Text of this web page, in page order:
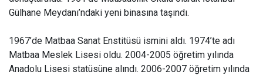
Gülhane Meydanı’ndaki yeni binasına taşındı.
1967’de Matbaa Sanat Enstitüsü ismini aldı. 1974’te adı
Matbaa Meslek Lisesi oldu. 2004-2005 öğretim yılında
Anadolu Lisesi statüsüne alındı. 2006-2007 öğretim yılında